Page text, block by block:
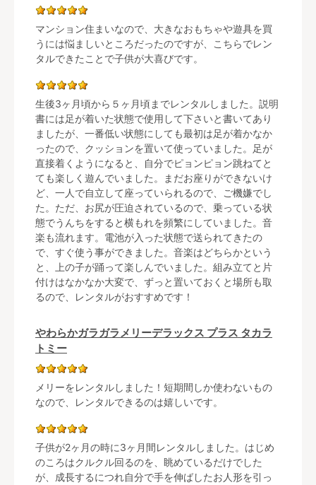
マンション住まいなので、大きなおもちゃや遊具を買
うには悩ましいところだったのですが、こちらでレン
タルできたことで子供が大喜びです。
生後3ヶ月頃から５ヶ月頃までレンタルしました。説明
書には足が着いた状態で使用して下さいと書いてあり
ましたが、一番低い状態にしても最初は足が着かなか
ったので、クッションを置いて使っていました。足が
直接着くようになると、自分でピョンピョン跳ねてと
ても楽しく遊んでいました。まだお座りができないけ
ど、一人で自立して座っていられるので、ご機嫌でし
た。ただ、お尻が圧迫されているので、乗っている状
態でうんちをすると横もれを頻繁にしていました。音
楽も流れます。電池が入った状態で送られてきたの
で、すぐ使う事ができました。音楽はどちらかという
と、上の子が踊って楽しんでいました。組み立てと片
付けはなかなか大変で、ずっと置いておくと場所も取
るので、レンタルがおすすめです！
やわらかガラガラメリーデラックス プラス タカラ
トミー
メリーをレンタルしました！短期間しか使わないもの
なので、レンタルできるのは嬉しいです。
子供が2ヶ月の時に3ヶ月間レンタルしました。はじめ
のころはクルクル回るのを、眺めているだけでした
が、成長するにつれ自分で手を伸ばしたお人形を引っ